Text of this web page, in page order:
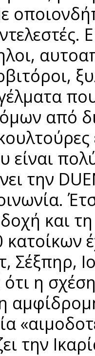
από
την
και
Σέξπηρ,
η
την